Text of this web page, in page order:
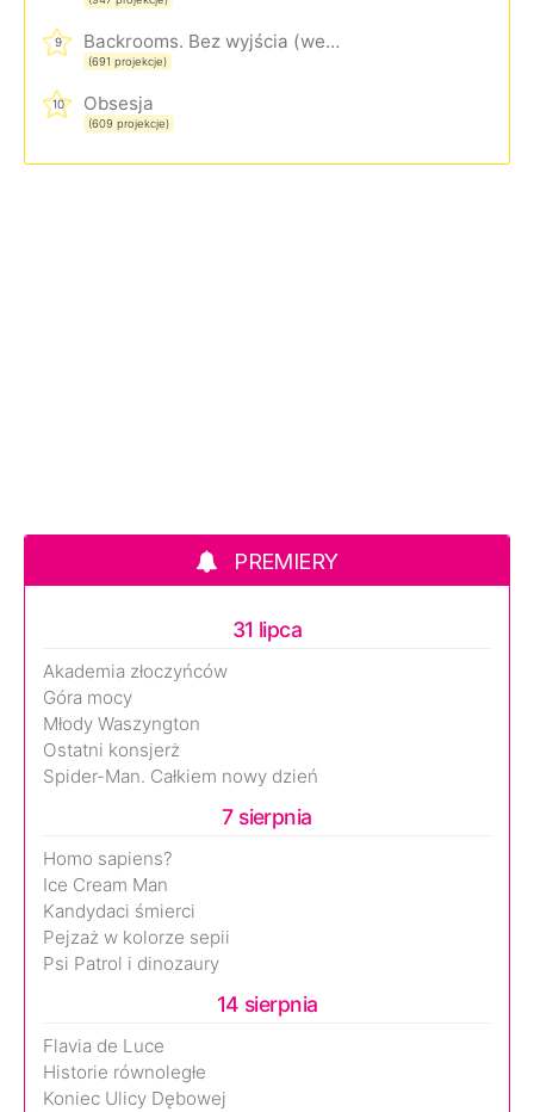
9 Backrooms. Bez wyjścia (wersja rozszerzona)
(691 projekcje)
10 Obsesja
(609 projekcje)
PREMIERY
31 lipca
Akademia złoczyńców
Góra mocy
Młody Waszyngton
Ostatni konsjerż
Spider-Man. Całkiem nowy dzień
7 sierpnia
Homo sapiens?
Ice Cream Man
Kandydaci śmierci
Pejzaż w kolorze sepii
Psi Patrol i dinozaury
14 sierpnia
Flavia de Luce
Historie równoległe
Koniec Ulicy Dębowej